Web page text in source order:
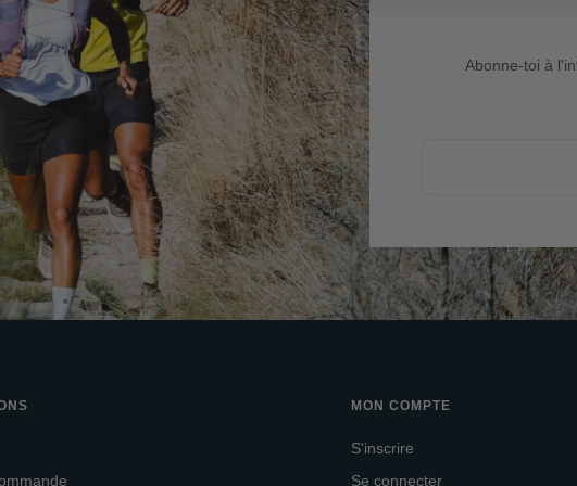
Abonne-toi à
MON COMPTE
S'inscrire
Se connecter